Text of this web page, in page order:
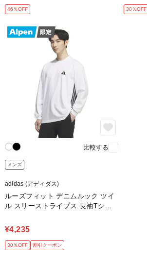
46％OFF 30％OFF
比較する
メンズ
adidas (アディダス)
ルーズフィット デニムルック ツイ
ル スリーストライプス 長袖Tシャ
¥4,235
30％OFF 割引クーポン